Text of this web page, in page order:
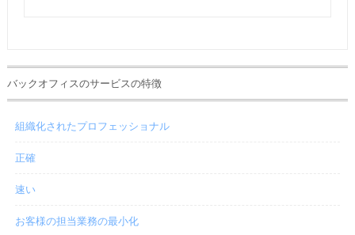
バックオフィスのサービスの特徴
組織化されたプロフェッショナル
正確
速い
お客様の担当業務の最小化